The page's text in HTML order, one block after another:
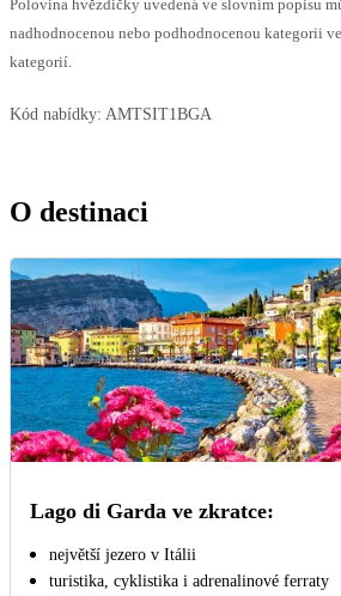
Polovina hvězdičky uvedená ve slovním popisu
nadhodnocenou nebo podhodnocenou kategorii
kategorií.
Kód nabídky: AMTSIT1BGA
O destinaci
Lago di Garda ve zkratce:
největší jezero v Itálii
turistika, cyklistika i adrenalinové ferraty